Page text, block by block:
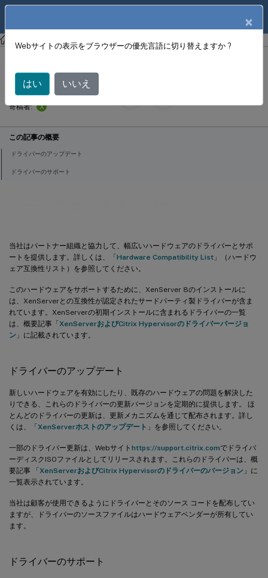
XenServer 8
当社はパートナー組織と協力して、幅広いハードウェアのドライバーとサポ
ートを提供します。詳しくは、「Hardware Compatibility List 」（ハードウ
ェア互換性リスト）を参照してください。
このハードウェアをサポートするために、XenServer 8のインストールに
は、XenServerとの互換性が認定されたサードパーティ製ドライバーが含ま
れています。XenServerの初期インストールに含まれるドライバーの一覧
は、概要記事「XenServerおよびCitrix Hypervisorのドライバーバージョ
ン 」に記載されています。
ドライバーのアップデート
新しいハードウェアを有効にしたり、既存のハードウェアの問題を解決した
りできる、これらのドライバーの更新バージョンを定期的に提供します。 ほ
とんどのドライバーの更新は、更新メカニズムを通じて配布されます。詳し
くは、「XenServerホストのアップデート 」を参照してください。
一部のドライバー更新は、Webサイト https://support.citrix.comでドライバ
ーディスクISOファイルとしてリリースされます。これらのドライバーは、概
要記事 「XenServerおよびCitrix Hypervisorのドライバーのバージョン 」に
一覧表示されています。
当社は顧客が使用できるようにドライバーとそのソース コードを配布してい
ますが、ドライバーのソースファイルはハードウェアベンダーが所有してい
ます。
ドライバーのサポート
ハードウェアドライバー
September 30,
2024
寄稿者:
X
この記事の概要
ドライバーのアップデート
ドライバーのサポート
×
Webサイトの表示をブラウザーの優先言語に切り替えますか ?
はい いいえ